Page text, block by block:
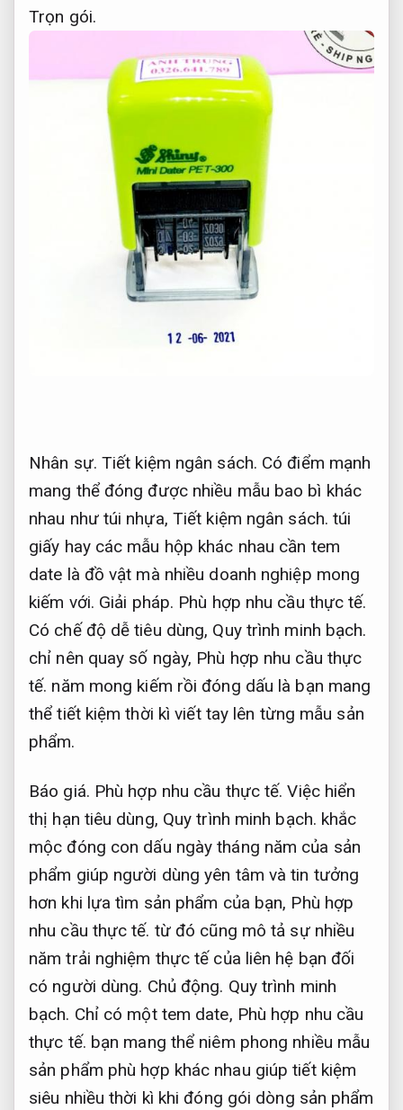
Trọn gói.
Nhân sự. Tiết kiệm ngân sách. Có điểm mạnh
mang thể đóng được nhiều mẫu bao bì khác
nhau như túi nhựa, Tiết kiệm ngân sách. túi
giấy hay các mẫu hộp khác nhau cần tem
date là đồ vật mà nhiều doanh nghiệp mong
kiếm với. Giải pháp. Phù hợp nhu cầu thực tế.
Có chế độ dễ tiêu dùng, Quy trình minh bạch.
chỉ nên quay số ngày, Phù hợp nhu cầu thực
tế. năm mong kiếm rồi đóng dấu là bạn mang
thể tiết kiệm thời kì viết tay lên từng mẫu sản
phẩm.
Báo giá. Phù hợp nhu cầu thực tế. Việc hiển
thị hạn tiêu dùng, Quy trình minh bạch. khắc
mộc đóng con dấu ngày tháng năm của sản
phẩm giúp người dùng yên tâm và tin tưởng
hơn khi lựa tìm sản phẩm của bạn, Phù hợp
nhu cầu thực tế. từ đó cũng mô tả sự nhiều
năm trải nghiệm thực tế của liên hệ bạn đối
có người dùng. Chủ động. Quy trình minh
bạch. Chỉ có một tem date, Phù hợp nhu cầu
thực tế. bạn mang thể niêm phong nhiều mẫu
sản phẩm phù hợp khác nhau giúp tiết kiệm
siêu nhiều thời kì khi đóng gói dòng sản phẩm